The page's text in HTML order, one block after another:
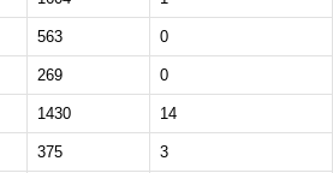
563 0
269 0
1430 14
375 3